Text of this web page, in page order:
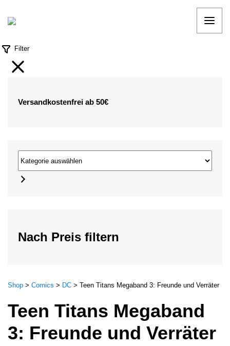
Filter
Versandkostenfrei ab 50€
Nach Preis filtern
Shop > Comics > DC > Teen Titans Megaband 3: Freunde und Verräter
Teen Titans Megaband
3: Freunde und Verräter